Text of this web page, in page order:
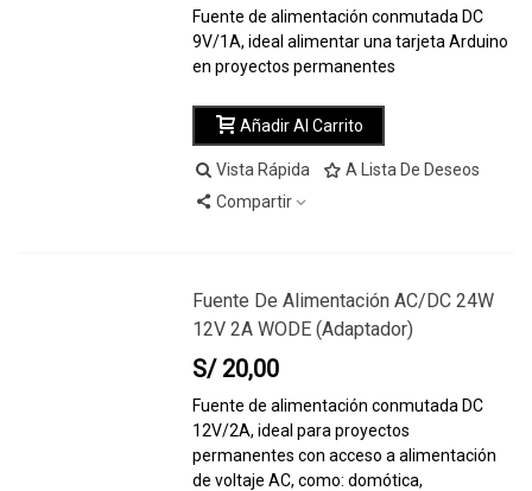
Fuente de alimentación conmutada DC
9V/1A, ideal alimentar una tarjeta Arduino
en proyectos permanentes
Añadir Al Carrito
Vista Rápida
A Lista De Deseos
Compartir
Fuente De Alimentación AC/DC 24W
12V 2A WODE (adaptador)
S/ 20,00
Fuente de alimentación conmutada DC
12V/2A, ideal para proyectos
permanentes con acceso a alimentación
de voltaje AC, como: domótica,